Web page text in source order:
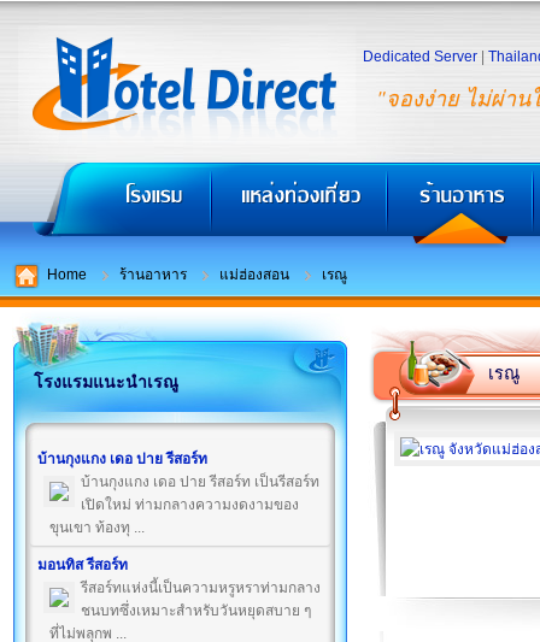
"จองง่าย ไม่ผ่าน
Dedicated Server
Home ร้านอาหาร แม่ฮ่องสอน เรณู
โรงแรมแนะนำเรณู
บ้านกุงแกง เดอ ปาย รีสอร์ท
บ้านกุงแกง เดอ ปาย รีสอร์ท เป็นรีสอร์ท
เปิดใหม่ ท่ามกลางความงดงามของ
ขุนเขา ท้องทุ ...
มอนทิส รีสอร์ท
รีสอร์ทแห่งนี้เป็นความหรูหราท่ามกลาง
ชนบทซึ่งเหมาะสำหรับวันหยุดสบาย ๆ
ที่ไม่พลุกพ ...
เรณู